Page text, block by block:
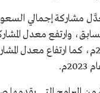
بـ 50.4% في الربع السابق،
35.8%، مقارنة بـ35.0% في الربع الرابع